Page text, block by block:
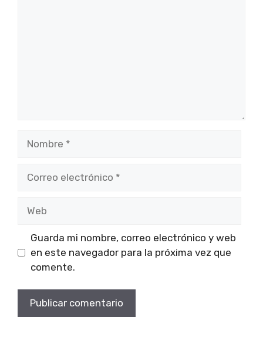
electrónico
Guarda mi nombre, correo electrónico y web
en este navegador para la próxima vez que
comente.